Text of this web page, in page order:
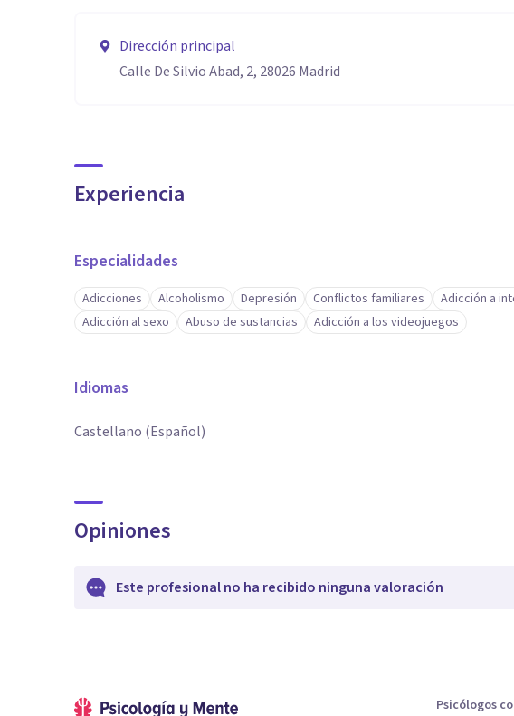
Dirección principal
Calle De Silvio Abad, 2, 28026 Madrid
Experiencia
Especialidades
Adicciones Alcoholismo Depresión Conflictos familiares Adicción a
Adicción al sexo
Abuso de sustancias Adicción a los videojuegos
Idiomas
Castellano (Español)
Opiniones
Este profesional no ha recibido ninguna valoración
Psicólogos